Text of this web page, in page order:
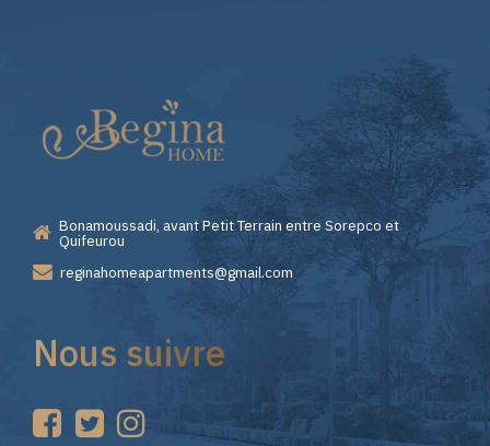
Casino
—
Premiers
Pas
sur
Bonamoussadi, avant Petit Terrain entre Sorepco et
Quifeurou
reginahomeapartments@gmail.com
Nous suivre